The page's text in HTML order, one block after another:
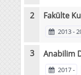
Fakülte
2013 -
Anabilim
2017 -